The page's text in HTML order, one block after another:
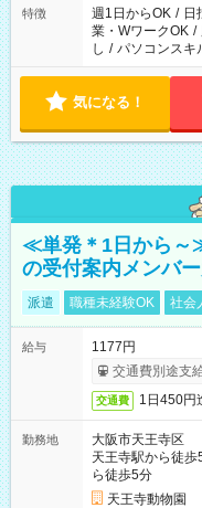
特徴 週1日からOK / 日
業・WワークOK /
し / パソコンスキ
気になる！
≪単発＊1日から～
の受付案内メンバー
派遣 職種未経験OK 社会
給与
1177円
交通費別途支
交通費 1日450円
勤務地
大阪市天王寺区
天王寺駅から徒歩
ら徒歩5分
天王寺動物園